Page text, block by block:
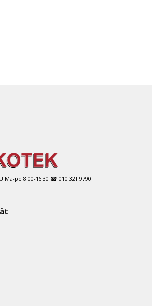
Ma-pe 8.00-16.30 ☎ 010 321 9790